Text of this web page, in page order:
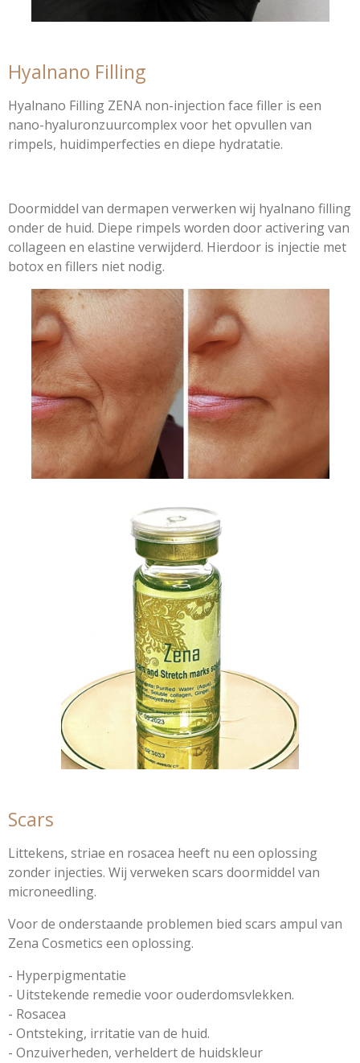
Hyalnano Filling
Hyalnano Filling ZENA non-injection face filler is een
nano-hyaluronzuurcomplex voor het opvullen van
rimpels, huidimperfecties en diepe hydratatie.
Doormiddel van dermapen verwerken wij hyalnano filling
onder de huid. Diepe rimpels worden door activering van
collageen en elastine verwijderd. Hierdoor is injectie met
botox en fillers niet nodig.
Scars
Littekens, striae en rosacea heeft nu een oplossing
zonder injecties. Wij verweken scars doormiddel van
microneedling.
Voor de onderstaande problemen bied scars ampul van
Zena Cosmetics een oplossing.
- Hyperpigmentatie
- Uitstekende remedie voor ouderdomsvlekken.
- Rosacea
- Ontsteking, irritatie van de huid.
- Onzuiverheden, verheldert de huidskleur